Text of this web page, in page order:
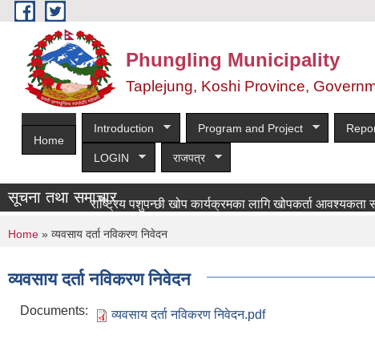
Skip to main content
Phungling Municipality
Taplejung, Koshi Province,
Home
Introduction Program and Project
LOGIN राजपत्र
सूचना तथा समाचारराष्ट्रिय पशुपन्छी खोप कार्यक्रमका लागि खोपकर्ता आवश्यकता
You are here
Home » व्यवसाय दर्ता नविकरण निवेदन
व्यवसाय दर्ता नविकरण निवेदन
Documents: व्यवसाय दर्ता नविकरण निवेदन.pdf